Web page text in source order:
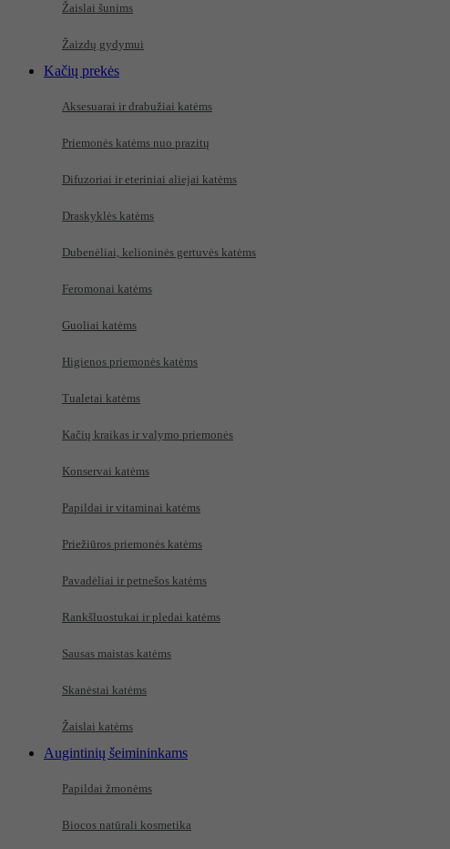
Žaislai šunims
Žaizdų gydymui
Kačių prekės
Aksesuarai ir drabužiai katėms
Priemonės katėms nuo prazitų
Difuzoriai ir eteriniai aliejai katėms
Draskyklės katėms
Dubenėliai, kelioninės gertuvės katėms
Feromonai katėms
Guoliai katėms
Higienos priemonės katėms
Tualetai katėms
Kačių kraikas ir valymo priemonės
Konservai katėms
Papildai ir vitaminai katėms
Priežiūros priemonės katėms
Pavadėliai ir petnešos katėms
Rankšluostukai ir pledai katėms
Sausas maistas katėms
Skanėstai katėms
Žaislai katėms
Augintinių šeimininkams
Papildai žmonėms
Biocos natūrali kosmetika